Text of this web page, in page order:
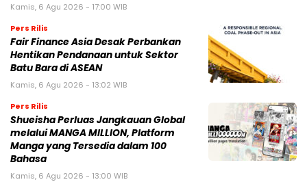
Kamis, 6 Agu 2026 - 17:00 WIB
Pers Rilis
Fair Finance Asia Desak Perbankan
Hentikan Pendanaan untuk Sektor
Batu Bara di ASEAN
Kamis, 6 Agu 2026 - 13:02 WIB
Pers Rilis
Shueisha Perluas Jangkauan Global
melalui MANGA MILLION, Platform
Manga yang Tersedia dalam 100
Bahasa
Kamis, 6 Agu 2026 - 13:00 WIB